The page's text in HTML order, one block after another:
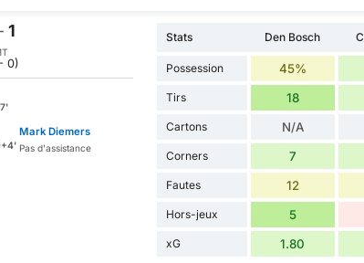
1
0)
Mark Diemers
Pas d'assistance
Stats Den Bosch
Possession 45%
Tirs 18
Cartons N/A
Corners 7
Fautes 12
Hors-jeux 5
xG 1.80